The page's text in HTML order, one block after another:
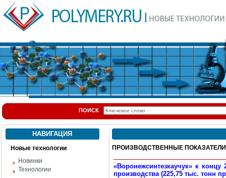
ПОИСК
НАВИГАЦИЯ
Новые технологии
Новинки
Технологии
ПРОИЗВОДСТВЕННЫЕ
«Воронежсинтезкаучук» к
производства (225,75 тыс. тонн